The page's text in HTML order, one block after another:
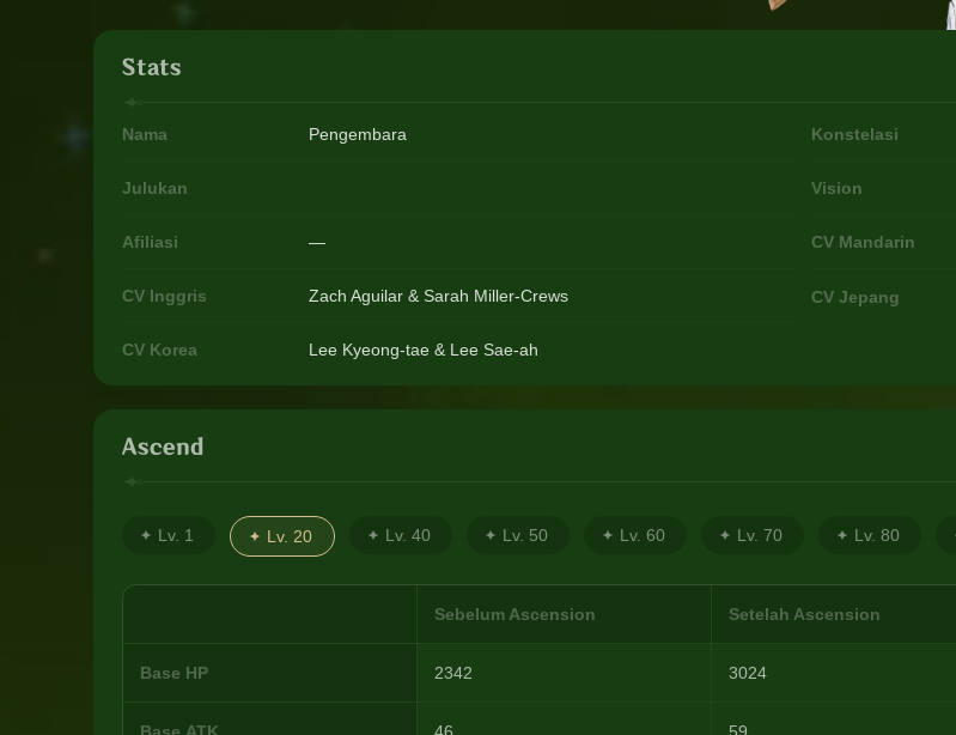
Stats
Nama Pengembara Konstelasi
Julukan Vision
Afiliasi — CV Mandarin
CV Inggris Zach Aguilar & Sarah Miller-Crews CV Jepang
CV Korea Lee Kyeong-tae & Lee Sae-ah
Ascend
Lv. 1 Lv. 20 Lv. 40 Lv. 50 Lv. 60 Lv. 70 Lv. 80
Sebelum Ascension Setelah Ascension
Base HP 2342 3024